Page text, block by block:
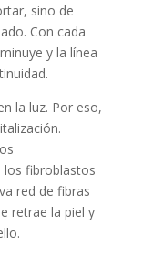
sino de
Con cada
y la línea
la luz. Por eso,
los fibroblastos
red de fibras
retrae la piel y